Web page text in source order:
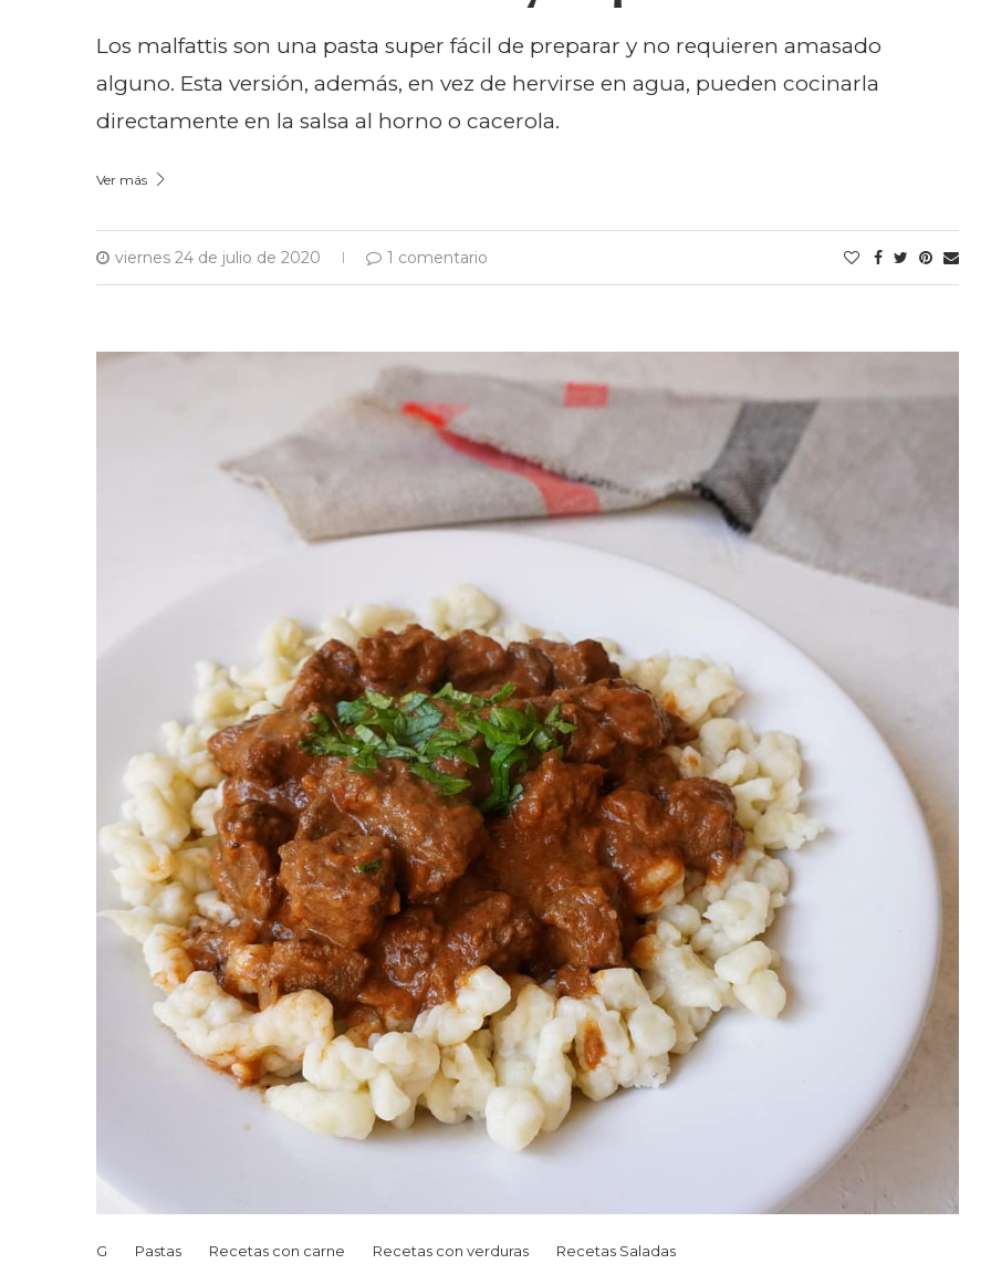
Los malfattis son una pasta super fácil de preparar y no requieren amasado
alguno. Esta versión, además, en vez de hervirse en agua, pueden cocinarla
directamente en la salsa al horno o cacerola.
Ver más
viernes 24 de julio de 2020 1 comentario
G Pastas Recetas con carne Recetas con verduras Recetas Saladas